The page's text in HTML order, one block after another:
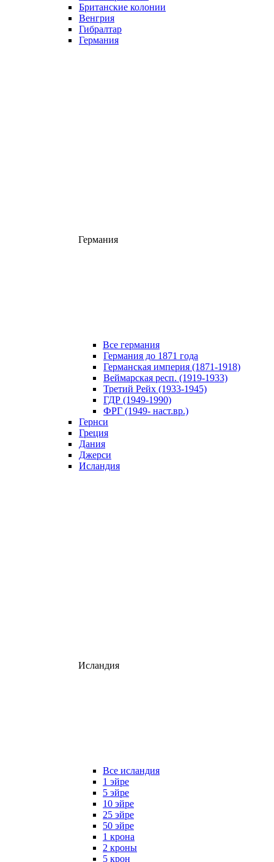
Британские колонии
Венгрия
Гибралтар
Германия
Германия
Все германия
Германия до 1871 года
Германская империя (1871-1918)
Веймарская респ. (1919-1933)
Третий Рейх (1933-1945)
ГДР (1949-1990)
ФРГ (1949- наст.вр.)
Гернси
Греция
Дания
Джерси
Исландия
Исландия
Все исландия
1 эйре
5 эйре
10 эйре
25 эйре
50 эйре
1 крона
2 кроны
5 крон